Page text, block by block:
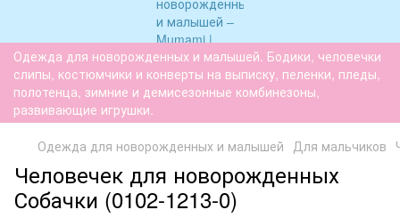
Одежда для новорожденных и малышей. Бодики, человечки
слипы, костюмчики и конверты на выписку, пеленки, пледы,
полотенца, зимние и демисезонные комбинезоны,
развивающие игрушки.
Одежда для новорожденных и малышей Для мальчиков
Человечек для новорожденных
Собачки (0102-1213-0)